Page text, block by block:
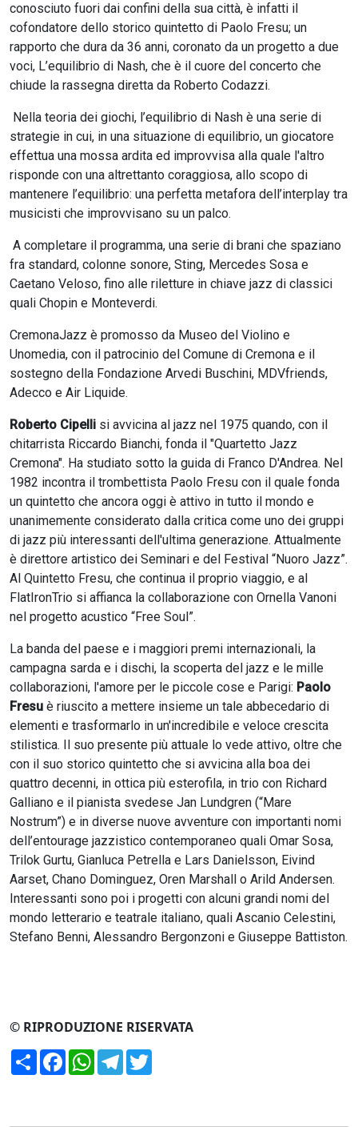
conosciuto fuori dai confini della sua città, è infatti il
cofondatore dello storico quintetto di Paolo Fresu; un
rapporto che dura da 36 anni, coronato da un progetto a due
voci, L’equilibrio di Nash, che è il cuore del concerto che
chiude la rassegna diretta da Roberto Codazzi.
Nella teoria dei giochi, l’equilibrio di Nash è una serie di
strategie in cui, in una situazione di equilibrio, un giocatore
effettua una mossa ardita ed improvvisa alla quale l'altro
risponde con una altrettanto coraggiosa, allo scopo di
mantenere l’equilibrio: una perfetta metafora dell’interplay tra
musicisti che improvvisano su un palco.
A completare il programma, una serie di brani che spaziano
fra standard, colonne sonore, Sting, Mercedes Sosa e
Caetano Veloso, fino alle riletture in chiave jazz di classici
quali Chopin e Monteverdi.
CremonaJazz è promosso da Museo del Violino e
Unomedia, con il patrocinio del Comune di Cremona e il
sostegno della Fondazione Arvedi Buschini, MDVfriends,
Adecco e Air Liquide.
Roberto Cipelli si avvicina al jazz nel 1975 quando, con il
chitarrista Riccardo Bianchi, fonda il "Quartetto Jazz
Cremona". Ha studiato sotto la guida di Franco D'Andrea. Nel
1982 incontra il trombettista Paolo Fresu con il quale fonda
un quintetto che ancora oggi è attivo in tutto il mondo e
unanimemente considerato dalla critica come uno dei gruppi
di jazz più interessanti dell'ultima generazione. Attualmente
è direttore artistico dei Seminari e del Festival “Nuoro Jazz”.
Al Quintetto Fresu, che continua il proprio viaggio, e al
FlatIronTrio si affianca la collaborazione con Ornella Vanoni
nel progetto acustico “Free Soul”.
La banda del paese e i maggiori premi internazionali, la
campagna sarda e i dischi, la scoperta del jazz e le mille
collaborazioni, l'amore per le piccole cose e Parigi: Paolo
Fresu è riuscito a mettere insieme un tale abbecedario di
elementi e trasformarlo in un'incredibile e veloce crescita
stilistica. Il suo presente più attuale lo vede attivo, oltre che
con il suo storico quintetto che si avvicina alla boa dei
quattro decenni, in ottica più esterofila, in trio con Richard
Galliano e il pianista svedese Jan Lundgren (“Mare
Nostrum”) e in diverse nuove avventure con importanti nomi
dell’entourage jazzistico contemporaneo quali Omar Sosa,
Trilok Gurtu, Gianluca Petrella e Lars Danielsson, Eivind
Aarset, Chano Dominguez, Oren Marshall o Arild Andersen.
Interessanti sono poi i progetti con alcuni grandi nomi del
mondo letterario e teatrale italiano, quali Ascanio Celestini,
Stefano Benni, Alessandro Bergonzoni e Giuseppe Battiston.
© RIPRODUZIONE RISERVATA
CondividiFacebookWhatsApp
Telegram